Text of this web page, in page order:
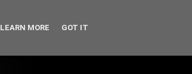
LEARN MORE GOT IT